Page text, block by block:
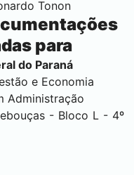
Tonon
para
do Paraná
e Economia
Administração
- Bloco L - 4º